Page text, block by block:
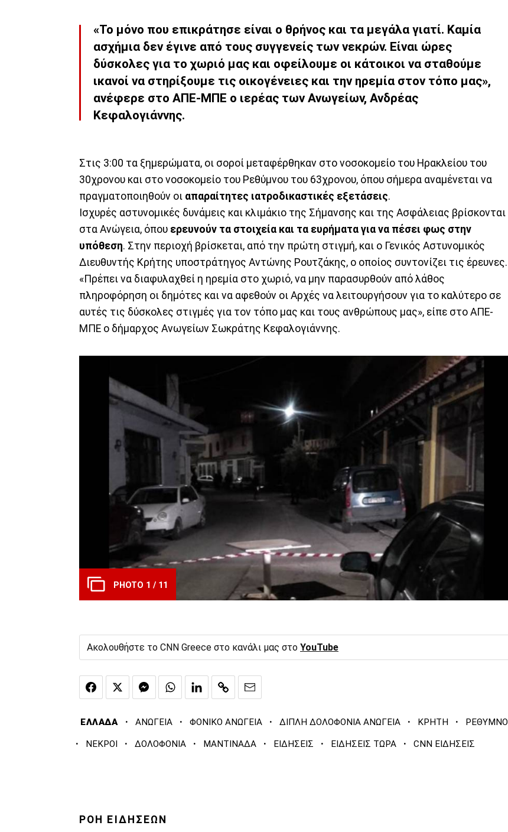
«Το μόνο που επικράτησε είναι ο θρήνος και τα μεγάλα γιατί. Καμία
ασχήμια δεν έγινε από τους συγγενείς των νεκρών. Είναι ώρες
δύσκολες για το χωριό μας και οφείλουμε οι κάτοικοι να σταθούμε
ικανοί να στηρίξουμε τις οικογένειες και την ηρεμία στον τόπο μας»,
ανέφερε στο ΑΠΕ-ΜΠΕ ο ιερέας των Ανωγείων, Ανδρέας
Κεφαλογιάννης.
Στις 3:00 τα ξημερώματα, οι σοροί μεταφέρθηκαν στο νοσοκομείο του Ηρακλείου του
30χρονου και στο νοσοκομείο του Ρεθύμνου του 63χρονου, όπου σήμερα αναμένεται να
πραγματοποιηθούν οι απαραίτητες ιατροδικαστικές εξετάσεις.
Ισχυρές αστυνομικές δυνάμεις και κλιμάκιο της Σήμανσης και της Ασφάλειας βρίσκονται
στα Ανώγεια, όπου ερευνούν τα στοιχεία και τα ευρήματα για να πέσει φως στην
υπόθεση. Στην περιοχή βρίσκεται, από την πρώτη στιγμή, και ο Γενικός Αστυνομικός
Διευθυντής Κρήτης υποστράτηγος Αντώνης Ρουτζάκης, ο οποίος συντονίζει τις έρευνες.
«Πρέπει να διαφυλαχθεί η ηρεμία στο χωριό, να μην παρασυρθούν από λάθος
πληροφόρηση οι δημότες και να αφεθούν οι Αρχές να λειτουργήσουν για το καλύτερο σε
αυτές τις δύσκολες στιγμές για τον τόπο μας και τους ανθρώπους μας», είπε στο ΑΠΕ-
ΜΠΕ ο δήμαρχος Ανωγείων Σωκράτης Κεφαλογιάννης.
PHOTO 1 / 11
Ακολουθήστε το CNN Greece στο κανάλι μας στο YouTube
ΕΛΛΑΔΑ · ΑΝΩΓΕΙΑ · ΦΟΝΙΚΟ ΑΝΩΓΕΙΑ · ΔΙΠΛΗ ΔΟΛΟΦΟΝΙΑ ΑΝΩΓΕΙΑ · ΚΡΗΤΗ · ΡΕΘΥΜΝΟ
· ΝΕΚΡΟΙ · ΔΟΛΟΦΟΝΙΑ · ΜΑΝΤΙΝΑΔΑ · ΕΙΔΗΣΕΙΣ · ΕΙΔΗΣΕΙΣ ΤΩΡΑ · CNN ΕΙΔΗΣΕΙΣ
ΡΟΗ ΕΙΔΗΣΕΩΝ